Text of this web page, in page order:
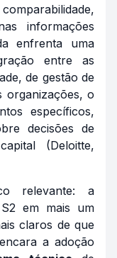
informações
enfrenta uma
entre as
de gestão de
organizações, o
específicos,
decisões de
(Deloitte,
relevante: a
em mais um
claros de que
a adoção